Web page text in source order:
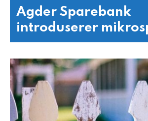
Agder Sparebank
introduserer